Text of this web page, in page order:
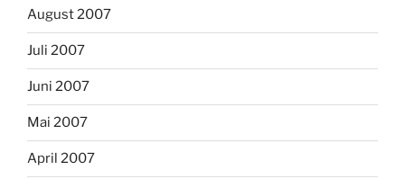
August 2007
Juli 2007
Juni 2007
Mai 2007
April 2007